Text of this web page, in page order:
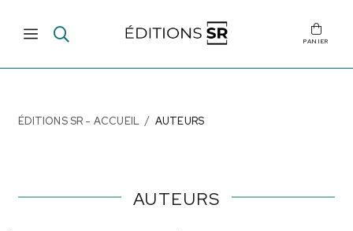
PANIER
ÉDITIONS SR - ACCUEIL AUTEURS
AUTEURS